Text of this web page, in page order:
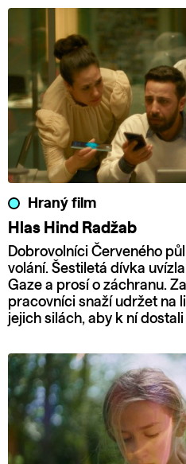
Hraný film
Hlas Hind Radžab
Dobrovolníci Červeného
volání. Šestiletá dívka
Gaze a prosí o záchranu.
pracovníci snaží udržet na
jejich silách, aby k ní